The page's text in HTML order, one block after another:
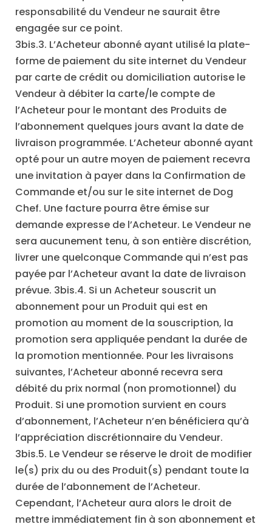
responsabilité du Vendeur ne saurait être
engagée sur ce point.
3bis.3. L’Acheteur abonné ayant utilisé la plate-
forme de paiement du site internet du Vendeur
par carte de crédit ou domiciliation autorise le
Vendeur à débiter la carte/le compte de
l’Acheteur pour le montant des Produits de
l’abonnement quelques jours avant la date de
livraison programmée. L’Acheteur abonné ayant
opté pour un autre moyen de paiement recevra
une invitation à payer dans la Confirmation de
Commande et/ou sur le site internet de Dog
Chef. Une facture pourra être émise sur
demande expresse de l’Acheteur. Le Vendeur ne
sera aucunement tenu, à son entière discrétion,
livrer une quelconque Commande qui n’est pas
payée par l’Acheteur avant la date de livraison
prévue. 3bis.4. Si un Acheteur souscrit un
abonnement pour un Produit qui est en
promotion au moment de la souscription, la
promotion sera appliquée pendant la durée de
la promotion mentionnée. Pour les livraisons
suivantes, l’Acheteur abonné recevra sera
débité du prix normal (non promotionnel) du
Produit. Si une promotion survient en cours
d’abonnement, l’Acheteur n’en bénéficiera qu’à
l’appréciation discrétionnaire du Vendeur.
3bis.5. Le Vendeur se réserve le droit de modifier
le(s) prix du ou des Produit(s) pendant toute la
durée de l’abonnement de l’Acheteur.
Cependant, l’Acheteur aura alors le droit de
mettre immédiatement fin à son abonnement et